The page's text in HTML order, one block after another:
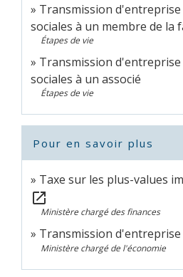
Transmission d'entreprise
sociales à un membre de la
Étapes de vie
Transmission d'entreprise
sociales à un associé
Étapes de vie
Pour en savoir plus
Taxe sur les plus-values
open_in_new
Ministère chargé des finances
Transmission d'entreprise
Ministère chargé de l'économie